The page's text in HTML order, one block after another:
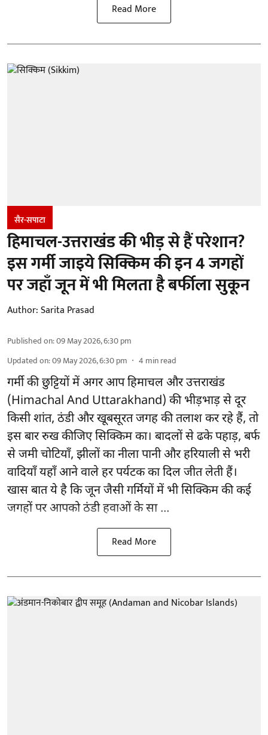
Read More
सैर-सपाटा
हिमाचल-उत्तराखंड की भीड़ से हैं परेशान?
इस गर्मी जाइये सिक्किम की इन 4 जगहों
पर जहाँ जून में भी मिलता है बर्फीला सुकून
Author:Sarita Prasad
Published on:09 May 2026, 6:30 pm
Updated on:09 May 2026, 6:30 pm 4 min read
गर्मी की छुट्टियों में अगर आप हिमाचल और उत्तराखंड
(Himachal And Uttarakhand) की भीड़भाड़ से दूर
किसी शांत, ठंडी और खूबसूरत जगह की तलाश कर रहे हैं, तो
इस बार रुख कीजिए सिक्किम का। बादलों से ढके पहाड़, बर्फ
से जमी चोटियाँ, झीलों का नीला पानी और हरियाली से भरी
वादियाँ यहाँ आने वाले हर पर्यटक का दिल जीत लेती हैं।
खास बात ये है कि जून जैसी गर्मियों में भी सिक्किम की कई
जगहों पर आपको ठंडी हवाओं के सा ...
Read More